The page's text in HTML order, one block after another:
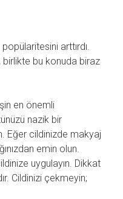
arttırdı.
birlikte bu konuda biraz
en önemli
nazik bir
Eğer cildinizde makyaj
emin olun.
uygulayın. Dikkat
Cildinizi çekmeyin;